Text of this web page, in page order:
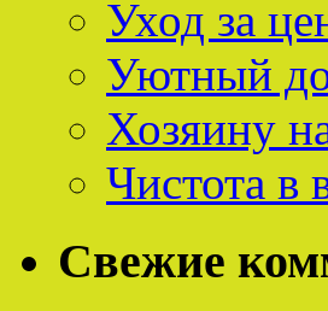
Уход за
Уютный
Хозяину
Чистота в
Свежие